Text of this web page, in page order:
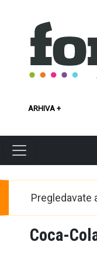
ARHIVA +
Pregledavate
Coca-